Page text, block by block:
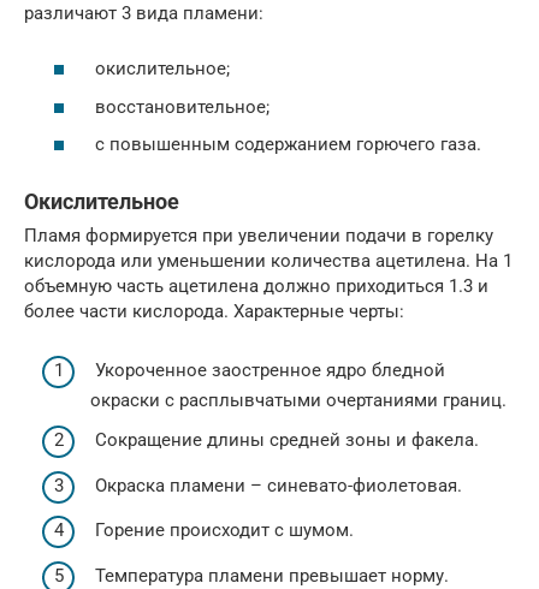
различают 3 вида пламени:
окислительное;
восстановительное;
с повышенным содержанием горючего газа.
Окислительное
Пламя формируется при увеличении подачи в горелку
кислорода или уменьшении количества ацетилена. На 1
объемную часть ацетилена должно приходиться 1.3 и
более части кислорода. Характерные черты:
Укороченное заостренное ядро бледной
окраски с расплывчатыми очертаниями границ.
Сокращение длины средней зоны и факела.
Окраска пламени – синевато-фиолетовая.
Горение происходит с шумом.
Температура пламени превышает норму.